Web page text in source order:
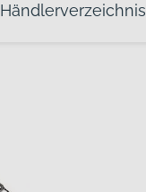
Händlerverzeichnis